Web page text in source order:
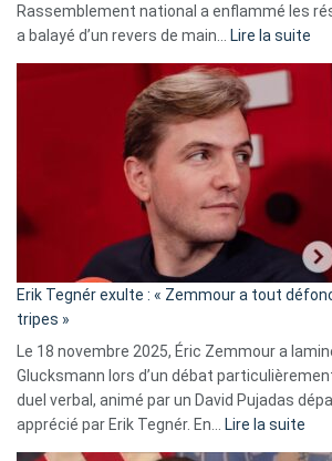
Rassemblement national a enflammé les
a balayé d’un revers de main… Lire la suite
«
»
Erik Tegnér exulte : « Zemmour a tout
tripes »
Le 18 novembre 2025, Éric Zemmour a
Glucksmann lors d’un débat
duel verbal, animé par un David Pujadas
apprécié par Erik Tegnér. En… Lire la suite